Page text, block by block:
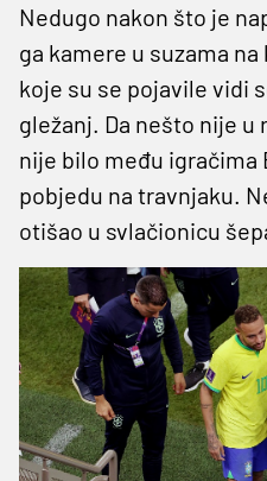
Nedugo nakon što je
ga kamere u suzama
koje su se pojavile vidi
gležanj. Da nešto nije u
nije bilo među igračima
pobjedu na travnjaku.
otišao u svlačionicu